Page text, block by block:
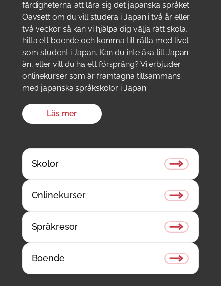
färdigheterna: att lära sig det japanska språket.
Oavsett om du vill studera i Japan i två år eller
två veckor så kan vi hjälpa dig välja rätt skola,
hitta ett boende och komma till rätta med livet
som student i Japan. Kan du inte åka till Japan
än, eller vill du ha ett försprång? Vi erbjuder
onlinekurser som är framtagna tillsammans
med japanska språkskolor i Japan.
Läs mer
Skolor
Onlinekurser
Språkresor
Boende